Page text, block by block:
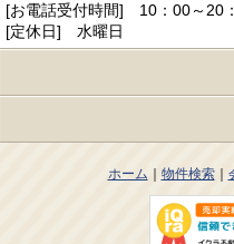
[お電話受付時間] 10：00～20
[定休日] 水曜日
ホーム 物件検索